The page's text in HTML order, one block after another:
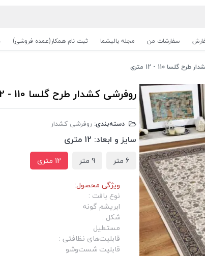
سفارشات من مجله بالیشما ثبت نام همکار(عمده فروشی)
گلسا 110 - 12 متری
روفرشی کشدار طرح گلسا 110 - 12 متری
دسته‌بندی: روفرشی کشدار
سایز و ابعاد: 12 متری
6 متر 9 متر
12 متری
ویژگی محصول:
نوع بافت :
ابریشم گونه
شکل :
مستطیل
قابلیت‌های نظافتی :
قابلیت شست‌وشو